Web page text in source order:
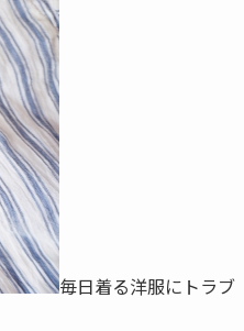
毎日着る洋服にトラブ